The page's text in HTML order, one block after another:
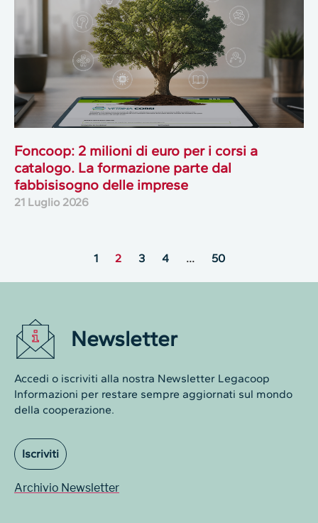
Foncoop: 2 milioni di euro per i corsi a
catalogo. La formazione parte dal
fabbisisogno delle imprese
21 Luglio 2026
1 2 3 4 … 50
Newsletter
Accedi o iscriviti alla nostra Newsletter Legacoop
Informazioni per restare sempre aggiornati sul mondo
della cooperazione.
Iscriviti
Archivio Newsletter